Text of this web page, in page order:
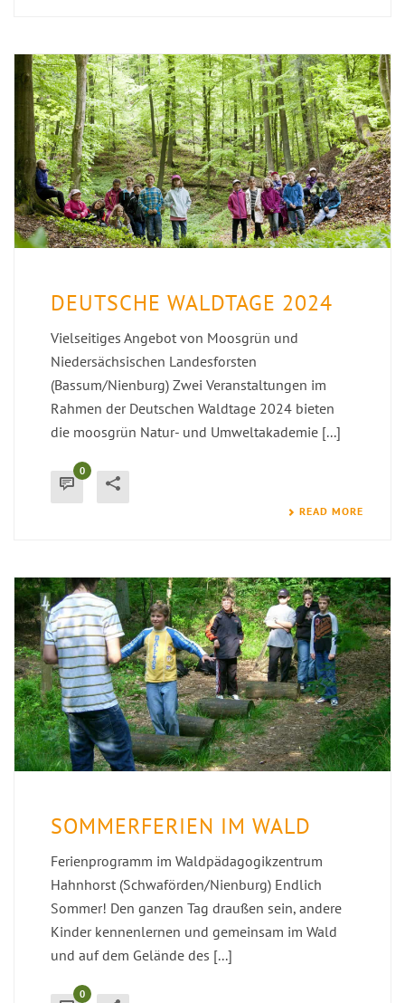
DEUTSCHE WALDTAGE 2024
Vielseitiges Angebot von Moosgrün und
Niedersächsischen Landesforsten
(Bassum/Nienburg) Zwei Veranstaltungen im
Rahmen der Deutschen Waldtage 2024 bieten
die moosgrün Natur- und Umweltakademie [...]
0
READ MORE
SOMMERFERIEN IM WALD
Ferienprogramm im Waldpädagogikzentrum
Hahnhorst (Schwaförden/Nienburg) Endlich
Sommer! Den ganzen Tag draußen sein, andere
Kinder kennenlernen und gemeinsam im Wald
und auf dem Gelände des [...]
0